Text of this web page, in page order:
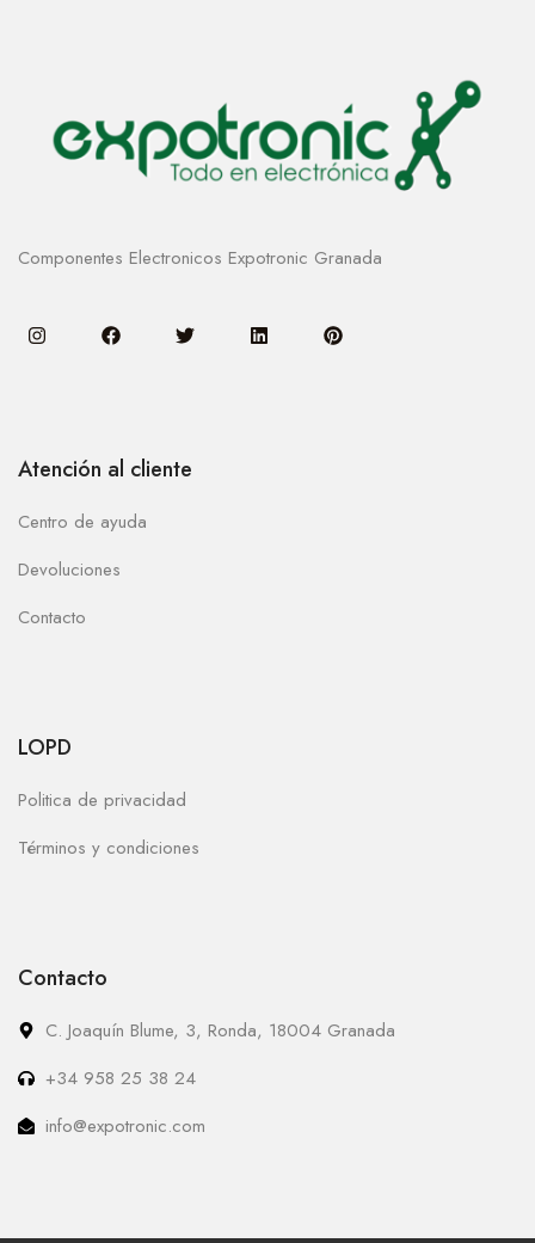
Componentes Electronicos Expotronic Granada
Atención al cliente
Centro de ayuda
Devoluciones
Contacto
LOPD
Politica de privacidad
Términos y condiciones
Contacto
C. Joaquín Blume, 3, Ronda, 18004 Granada
+34 958 25 38 24
info@expotronic.com